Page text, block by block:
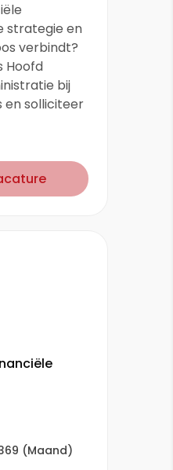
strategie en
verbindt?
Hoofd
bij
en solliciteer
(Maand)